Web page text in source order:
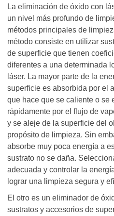
La eliminación de óxido con
un nivel más profundo de
métodos principales de
método consiste en utilizar
de superficie que tienen
diferentes a una determinada
láser. La mayor parte de la
superficie es absorbida por el
que hace que se caliente o se
rápidamente por el flujo de
y se aleje de la superficie del
propósito de limpieza. Sin
absorbe muy poca energía a
sustrato no se daña.
adecuada y controlar la
lograr una limpieza segura y
El otro es un eliminador de
sustratos y accesorios de